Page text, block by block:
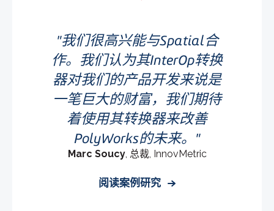
我们很高兴能与Spatial合
作。我们认为其InterOp转换
器对我们的产品开发来说是
一笔巨大的财富，我们期待
着使用其转换器来改善
PolyWorks的未来。
Marc Soucy, 总裁, InnovMetric
阅读案例研究